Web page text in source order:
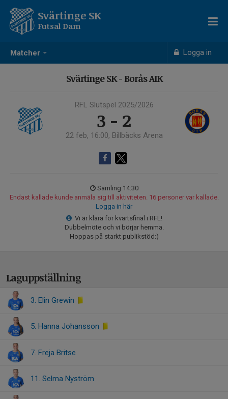
Matcher Logga in
Svärtinge SK
Futsal Dam
Svärtinge SK - Borås AIK
RFL Slutspel 2025/2026
3 - 2
22 feb, 16:00, Billbäcks Arena
Samling 14:30
Endast kallade kunde anmäla sig till aktiviteten. 16 personer var kallade.
Logga in här
Vi är klara för kvartsfinal i RFL!
Dubbelmöte och vi börjar hemma.
Hoppas på starkt publikstöd:)
Laguppställning
3. Elin Grewin
5. Hanna Johansson
7. Freja Britse
11. Selma Nyström